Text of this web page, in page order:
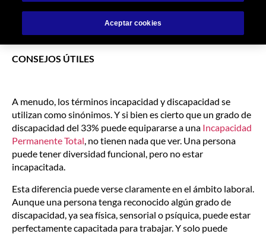
CONSEJOS ÚTILES
A menudo, los términos incapacidad y discapacidad se
utilizan como sinónimos. Y si bien es cierto que un grado de
discapacidad del 33% puede equipararse a una Incapacidad
Permanente Total, no tienen nada que ver. Una persona
puede tener diversidad funcional, pero no estar
incapacitada.
Esta diferencia puede verse claramente en el ámbito laboral.
Aunque una persona tenga reconocido algún grado de
discapacidad, ya sea física, sensorial o psíquica, puede estar
perfectamente capacitada para trabajar. Y solo puede
Aceptar cookies